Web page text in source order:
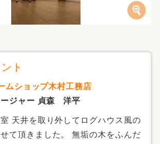
ト
ムショップ木村工務店
ージャー 貞森 洋平
天井を取り外してログハウス風の
て頂きました。 無垢の木をふんだ